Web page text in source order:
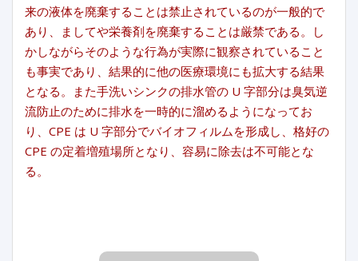
来の液体を廃棄することは禁止されているのが一般的で
あり、ましてや栄養剤を廃棄することは厳禁である。し
かしながらそのような行為が実際に観察されていること
も事実であり、結果的に他の医療環境にも拡大する結果
となる。また手洗いシンクの排水管の U 字部分は臭気逆
流防止のために排水を一時的に溜めるようになってお
り、CPE は U 字部分でバイオフィルムを形成し、格好の
CPE の定着増殖場所となり、容易に除去は不可能とな
る。